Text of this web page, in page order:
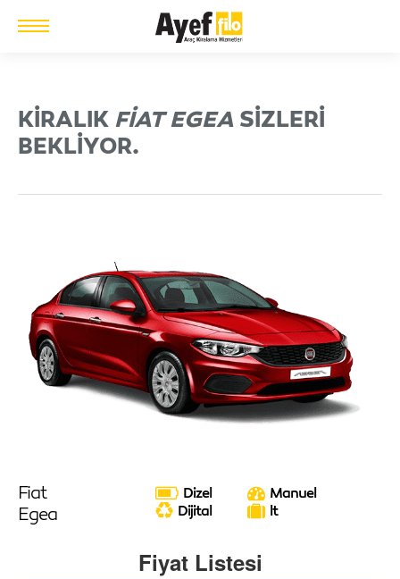
KIRALIK FIAT EGEA SIZLERI
BEKLIYOR.
Fiat
Egea
Dizel
Manuel
Dijital
lt
Fiyat Listesi